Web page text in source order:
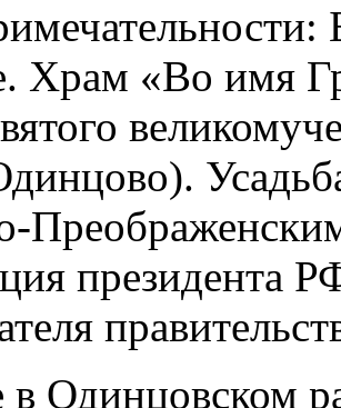
Храм «Во имя
президента
в Одинцовском